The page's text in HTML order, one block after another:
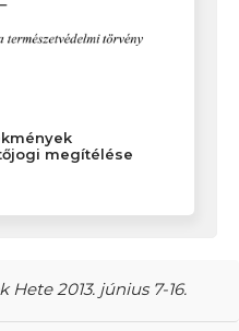
megítélése
2013. június 7-16.